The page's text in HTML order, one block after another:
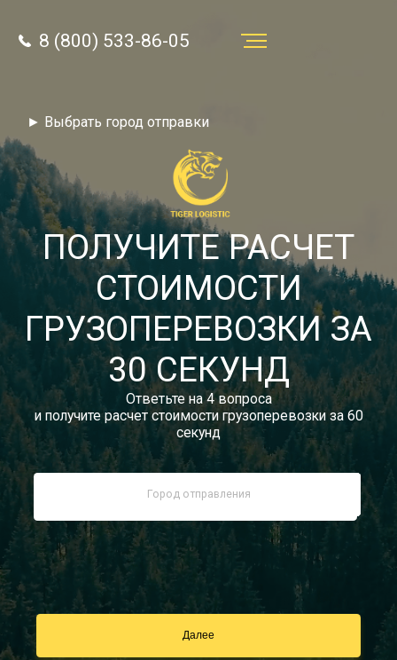
8 (800) 533-86-05
Звонок по России бесплатный
autotransport24@yandex.ru
Заказать звонок
Тарифы
Отзывы
Статьи
Новости
Документы
Контакты
► Выбрать город отправки
8 (800) 533-86-05
ПОЛУЧИТЕ РАСЧЕТ
СТОИМОСТИ
ГРУЗОПЕРЕВОЗКИ ЗА
30 СЕКУНД
Ответьте на 4 вопроса
и получите расчет стоимости грузоперевозки за 60
секунд